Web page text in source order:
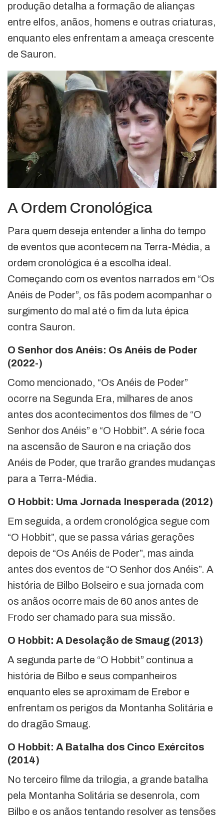
produção detalha a formação de alianças
entre elfos, anãos, homens e outras criaturas,
enquanto eles enfrentam a ameaça crescente
de Sauron.
A Ordem Cronológica
Para quem deseja entender a linha do tempo
de eventos que acontecem na Terra-Média, a
ordem cronológica é a escolha ideal.
Começando com os eventos narrados em “Os
Anéis de Poder”, os fãs podem acompanhar o
surgimento do mal até o fim da luta épica
contra Sauron.
O Senhor dos Anéis: Os Anéis de Poder
(2022-)
Como mencionado, “Os Anéis de Poder”
ocorre na Segunda Era, milhares de anos
antes dos acontecimentos dos filmes de “O
Senhor dos Anéis” e “O Hobbit”. A série foca
na ascensão de Sauron e na criação dos
Anéis de Poder, que trarão grandes mudanças
para a Terra-Média.
O Hobbit: Uma Jornada Inesperada (2012)
Em seguida, a ordem cronológica segue com
“O Hobbit”, que se passa várias gerações
depois de “Os Anéis de Poder”, mas ainda
antes dos eventos de “O Senhor dos Anéis”. A
história de Bilbo Bolseiro e sua jornada com
os anãos ocorre mais de 60 anos antes de
Frodo ser chamado para sua missão.
O Hobbit: A Desolação de Smaug (2013)
A segunda parte de “O Hobbit” continua a
história de Bilbo e seus companheiros
enquanto eles se aproximam de Erebor e
enfrentam os perigos da Montanha Solitária e
do dragão Smaug.
O Hobbit: A Batalha dos Cinco Exércitos
(2014)
No terceiro filme da trilogia, a grande batalha
pela Montanha Solitária se desenrola, com
Bilbo e os anãos tentando resolver as tensões